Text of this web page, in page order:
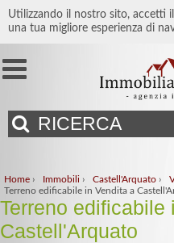
Utilizzando il nostro sito, accetti
una tua migliore esperienza di
RICERCA
Home › Immobili › Castell'Arquato ›
Terreno edificabile in Vendita a
Terreno edificabile
Castell'Arquato